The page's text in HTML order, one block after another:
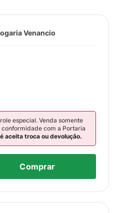
Venancio
especial. Venda somente
conformidade com a Portaria
aceita troca ou devolução.
Comprar
liquido